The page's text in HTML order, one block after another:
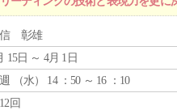
彰雄
15日 ～ 4月 1日
（水） 14 ：50 ～ 16 ：10
回